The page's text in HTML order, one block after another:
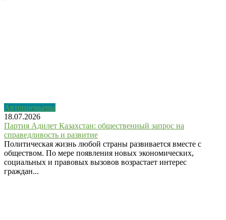
Автопремьеры
18.07.2026
Партия Адилет Казахстан: общественный запрос на
справедливость и развитие
Политическая жизнь любой страны развивается вместе с
обществом. По мере появления новых экономических,
социальных и правовых вызовов возрастает интерес
граждан...